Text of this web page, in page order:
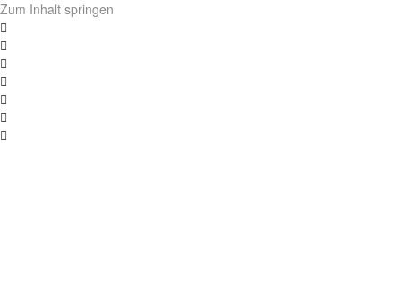
Zum Inhalt springen